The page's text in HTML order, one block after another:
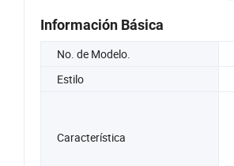
Información Básica
No. de Modelo.
Estilo
Característica